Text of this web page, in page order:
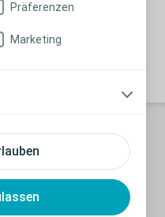
Präferenzen
Marketing
helfen, sich einen
kann endlich
Freundinnen